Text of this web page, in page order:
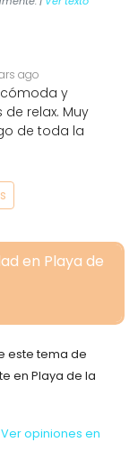
ago
y
relax. Muy
de toda la
en Playa de
este tema de
en Playa de la
Ver opiniones en